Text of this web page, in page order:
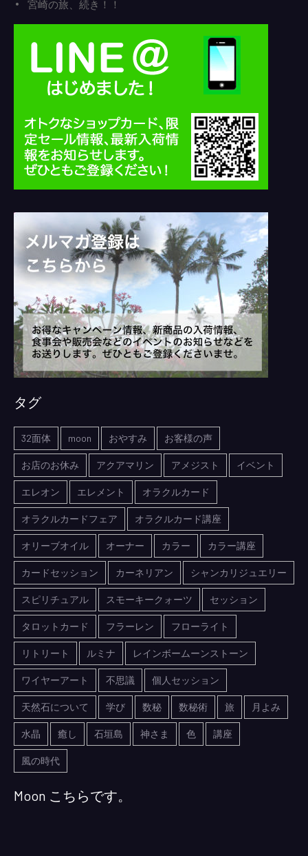
宮崎の旅、続き！！
タグ
32面体 moon おやすみ お客様の声
お店のお休み アクアマリン アメジスト イベント
エレオン エレメント オラクルカード
オラクルカードフェア オラクルカード講座
オリーブオイル オーナー カラー カラー講座
カードセッション カーネリアン シャンカリジュエリー
スピリチュアル スモーキークォーツ セッション
タロットカード フラーレン フローライト
リトリート ルミナ レインボームーンストーン
ワイヤーアート 不思議 個人セッション
天然石について 学び 数秘 数秘術 旅 月よみ
水晶 癒し 石垣島 神さま 色 講座
風の時代
Moon こちらです。